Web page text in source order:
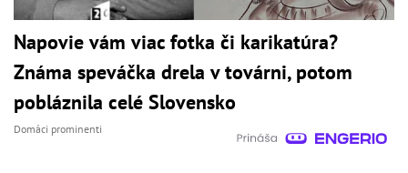
Napovie vám viac fotka či karikatúra?
Známa speváčka drela v továrni, potom
pobláznila celé Slovensko
Domáci prominenti